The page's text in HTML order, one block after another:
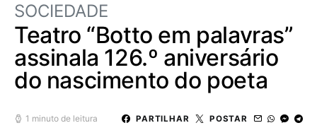
SOCIEDADE
Teatro “Botto em palavras”
assinala 126.º aniversário
do nascimento do poeta
1 minuto de leitura PARTILHAR POSTAR